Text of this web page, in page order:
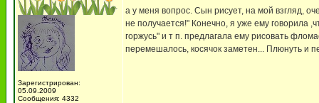
Зарегистрирован:
05.09.2009
Сообщения: 4332
а у меня вопрос. Сын рисует, на мой взгляд,
не получается!" Конечно, я уже ему говорила
горжусь" и т п. предлагала ему рисовать
перемешалось, косячок заметен... Плюнуть и